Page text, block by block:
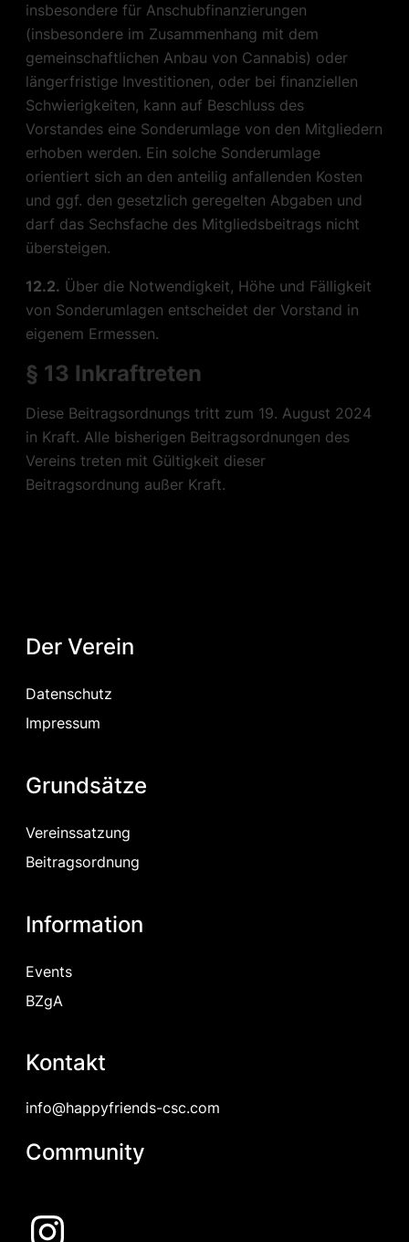
insbesondere für Anschubfinanzierungen
(insbesondere im Zusammenhang mit dem
gemeinschaftlichen Anbau von Cannabis) oder
längerfristige Investitionen, oder bei finanziellen
Schwierigkeiten, kann auf Beschluss des
Vorstandes eine Sonderumlage von den Mitgliedern
erhoben werden. Ein solche Sonderumlage
orientiert sich an den anteilig anfallenden Kosten
und ggf. den gesetzlich geregelten Abgaben und
darf das Sechsfache des Mitgliedsbeitrags nicht
übersteigen.
12.2. Über die Notwendigkeit, Höhe und Fälligkeit
von Sonderumlagen entscheidet der Vorstand in
eigenem Ermessen.
§ 13 Inkraftreten
Diese Beitragsordnungs tritt zum 19. August 2024
in Kraft. Alle bisherigen Beitragsordnungen des
Vereins treten mit Gültigkeit dieser
Beitragsordnung außer Kraft.
Der Verein
Datenschutz
Impressum
Grundsätze
Vereinssatzung
Beitragsordnung
Information
Events
BZgA
Kontakt
info@happyfriends-csc.com
Community
Instagram